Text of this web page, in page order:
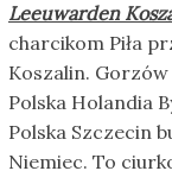
Leeuwarden
charcikom Piła
Koszalin.
Polska Holandia
Polska Szczecin
Niemiec. To